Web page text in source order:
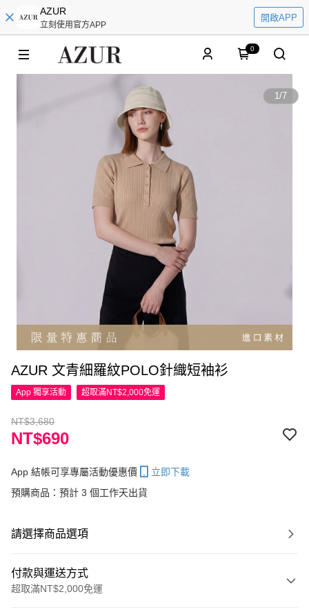
AZUR
立刻使用官方APP
開啟APP
0
1/7
AZUR 文青細羅紋POLO針織短袖衫
App 獨享活動 超取滿NT$2,000免運
NT$3,680
NT$690
App 結帳可享專屬活動優惠價
立即下載
預購商品：預計 3 個工作天出貨
請選擇商品選項
付款與運送方式
超取滿NT$2,000免運